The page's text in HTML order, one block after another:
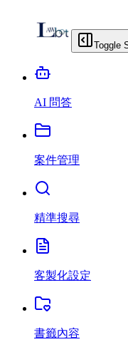
Toggle
AI 問答
案件管理
精準搜尋
客製化設定
書籤內容